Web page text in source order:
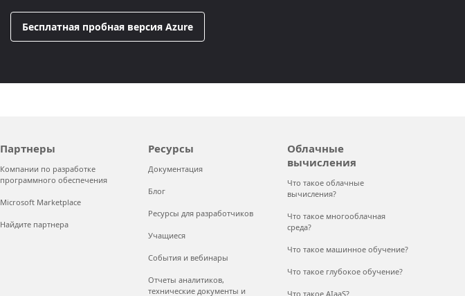
Бесплатная пробная версия Azure
Партнеры
Компании по разработке
программного обеспечения
Microsoft Marketplace
Найдите партнера
Ресурсы
Документация
Блог
Ресурсы для разработчиков
Учащиеся
События и вебинары
Отчеты аналитиков,
технические документы и
Облачные
вычисления
Что такое облачные
вычисления?
Что такое многооблачная
среда?
Что такое машинное обучение?
Что такое глубокое обучение?
Что такое AIaaS?